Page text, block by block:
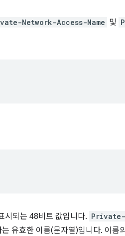
Network-Access-Name 및
시되는 48비트 값입니다.
유효한 이름(문자열)입니다. 이름